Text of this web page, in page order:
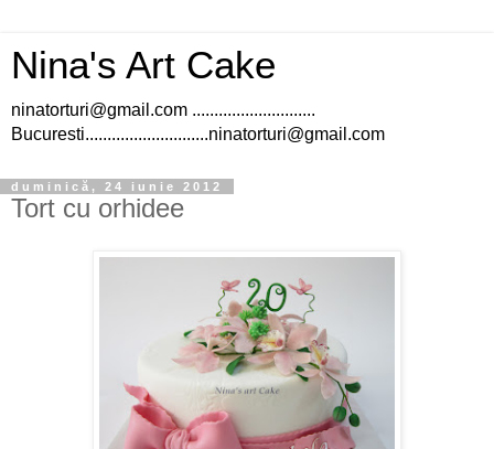
Nina's Art Cake
ninatorturi@gmail.com ............................
Bucuresti............................ninatorturi@gmail.com
duminică, 24 iunie 2012
Tort cu orhidee